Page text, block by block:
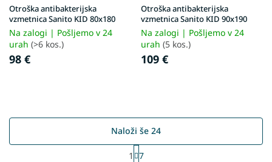
Otroška antibakterijska
vzmetnica Sanito KID 80x180
Na zalogi | Pošljemo v 24
urah (>6 kos.)
98 €
Otroška antibakterijska
vzmetnica Sanito KID 90x190
Na zalogi | Pošljemo v 24
urah (5 kos.)
109 €
Naloži še 24
P
1
7